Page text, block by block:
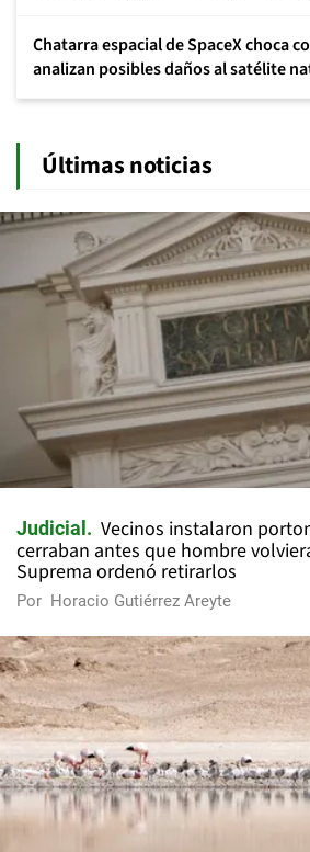
Chatarra espacial de SpaceX choca
analizan posibles daños al satélite
Últimas noticias
Judicial
Vecinos instalaron
cerraban antes que hombre
Suprema ordenó retirarlos
Por Horacio Gutiérrez Areyte